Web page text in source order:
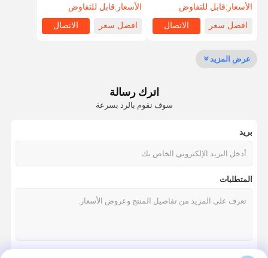
جولة في
مراقبة الجودة أخبار
الباب الدوار التعرف على الوجه
ترايبود الباب الدوار بوابة
الأسعار:قابل للتفاوض
افضل سعر
الاتصال
الأسعار:قابل للتفاوض
افضل سعر
الاتصال
عرض المزيد
اترك رسالة
سوف نقوم بالرد بسرعة
بريد
المتطلبات